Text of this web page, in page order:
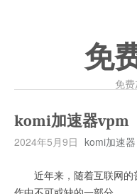
免
免
komi加速器vpm
2024年5月9日 komi加速器
近年来，随着互联网的